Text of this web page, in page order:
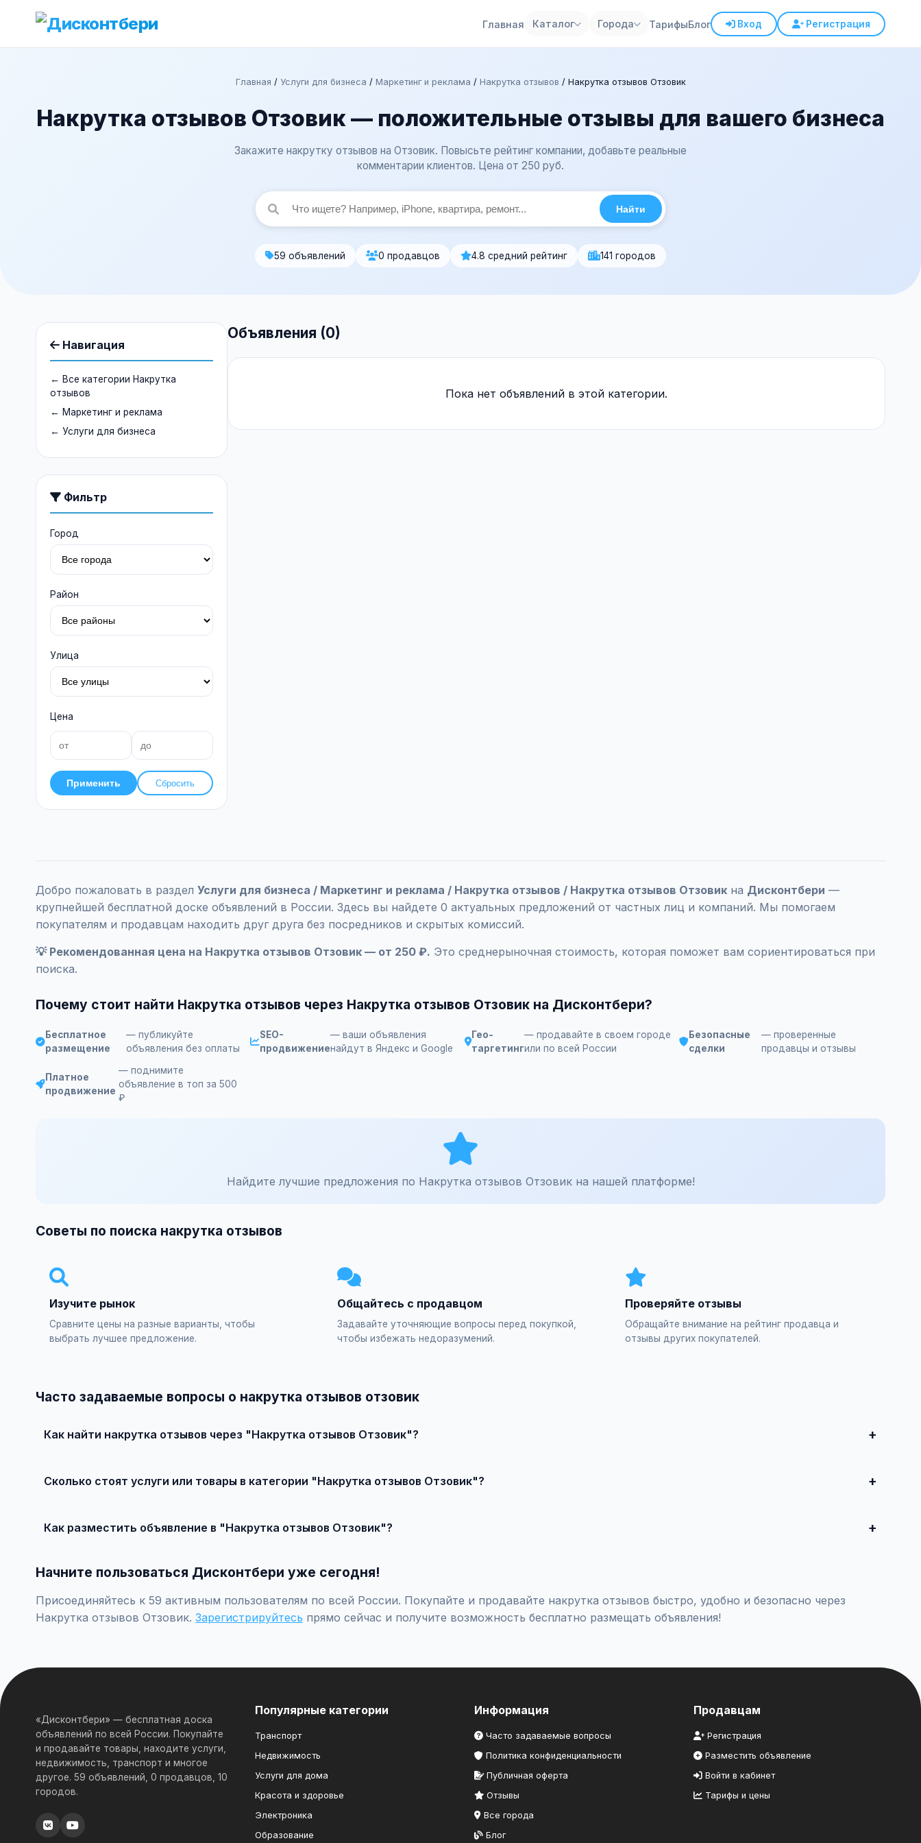
Главная Каталог Города ТарифыБлог Вход Регистрация
Главная / Услуги для бизнеса / Маркетинг и реклама / Накрутка отзывов / Накрутка отзывов Отзовик
Накрутка отзывов Отзовик — положительные отзывы для вашего бизнеса
Закажите накрутку отзывов на Отзовик. Повысьте рейтинг компании, добавьте реальные
комментарии клиентов. Цена от 250 руб.
Найти
59 объявлений 0 продавцов 4.8 средний рейтинг 141 городов
Навигация
← Все категории Накрутка
отзывов
← Маркетинг и реклама
← Услуги для бизнеса
Фильтр
Город
Район
Улица
Цена
Применить Сбросить
Объявления (0)
Пока нет объявлений в этой категории.
Добро пожаловать в раздел Услуги для бизнеса / Маркетинг и реклама / Накрутка отзывов / Накрутка отзывов Отзовик на Дисконтбери —
крупнейшей бесплатной доске объявлений в России. Здесь вы найдете 0 актуальных предложений от частных лиц и компаний. Мы помогаем
покупателям и продавцам находить друг друга без посредников и скрытых комиссий.
💡 Рекомендованная цена на Накрутка отзывов Отзовик — от 250 ₽. Это среднерыночная стоимость, которая поможет вам сориентироваться при
поиска.
Почему стоит найти Накрутка отзывов через Накрутка отзывов Отзовик на Дисконтбери?
Бесплатное
размещение
— публикуйте
объявления без оплаты
SEO-
продвижение
— ваши объявления
найдут в Яндекс и Google
Гео-
таргетинг
— продавайте в своем городе
или по всей России
Безопасные
сделки
— проверенные
продавцы и отзывы
Платное
продвижение
— поднимите
объявление в топ за 500
₽
Найдите лучшие предложения по Накрутка отзывов Отзовик на нашей платформе!
Советы по поиска накрутка отзывов
Изучите рынок
Сравните цены на разные варианты, чтобы
выбрать лучшее предложение.
Общайтесь с продавцом
Задавайте уточняющие вопросы перед покупкой,
чтобы избежать недоразумений.
Проверяйте отзывы
Обращайте внимание на рейтинг продавца и
отзывы других покупателей.
Часто задаваемые вопросы о накрутка отзывов отзовик
Как найти накрутка отзывов через "Накрутка отзывов Отзовик"?
Сколько стоят услуги или товары в категории "Накрутка отзывов Отзовик"?
Как разместить объявление в "Накрутка отзывов Отзовик"?
Начните пользоваться Дисконтбери уже сегодня!
Присоединяйтесь к 59 активным пользователям по всей России. Покупайте и продавайте накрутка отзывов быстро, удобно и безопасно через
Накрутка отзывов Отзовик. Зарегистрируйтесь прямо сейчас и получите возможность бесплатно размещать объявления!
«Дисконтбери» — бесплатная доска
объявлений по всей России. Покупайте
и продавайте товары, находите услуги,
недвижимость, транспорт и многое
другое. 59 объявлений, 0 продавцов, 10
городов.
Популярные категории
Транспорт
Недвижимость
Услуги для дома
Красота и здоровье
Электроника
Образование
Информация
Часто задаваемые вопросы
Политика конфиденциальности
Публичная оферта
Отзывы
Все города
Блог
Продавцам
Регистрация
Разместить объявление
Войти в кабинет
Тарифы и цены